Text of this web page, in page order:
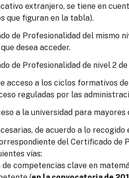
extranjero, se tiene en
que figuran en la tabla).
de Profesionalidad del mismo
desea acceder.
de Profesionalidad de nivel 2
acceso a los ciclos formativos
reguladas por las
a la universidad para mayores
de acuerdo a lo recogido
del Certificado de
vías:
competencias clave en